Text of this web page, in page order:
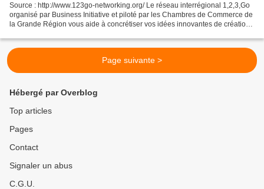
Source : http://www.123go-networking.org/ Le réseau interrégional 1,2,3,Go
organisé par Business Initiative et piloté par les Chambres de Commerce de
la Grande Région vous aide à concrétiser vos idées innovantes de création
Page suivante >
Hébergé par Overblog
Top articles
Pages
Contact
Signaler un abus
C.G.U.